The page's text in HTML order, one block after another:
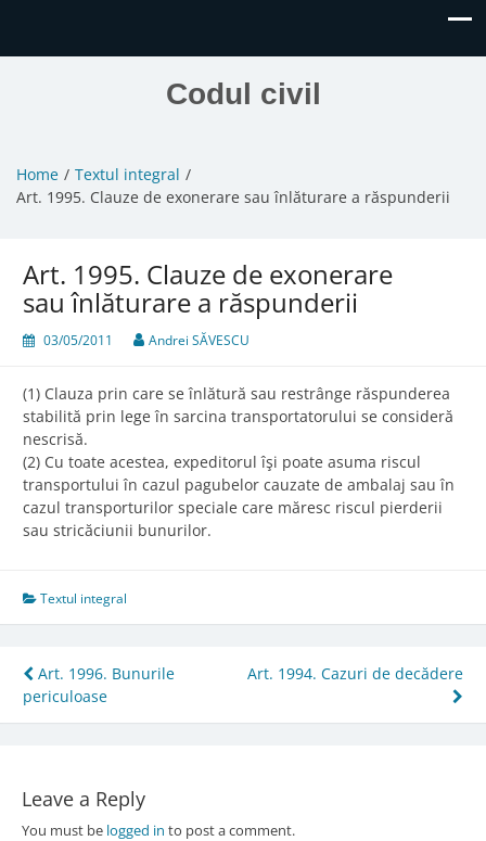
Codul civil
Home
Textul integral
Art. 1995. Clauze de exonerare sau înlăturare a răspunderii
Art. 1995. Clauze de exonerare
sau înlăturare a răspunderii
03/05/2011 Andrei SĂVESCU
(1) Clauza prin care se înlătură sau restrânge răspunderea
stabilită prin lege în sarcina transportatorului se consideră
nescrisă.
(2) Cu toate acestea, expeditorul îşi poate asuma riscul
transportului în cazul pagubelor cauzate de ambalaj sau în
cazul transporturilor speciale care măresc riscul pierderii
sau stricăciunii bunurilor.
Textul integral
Post
navigation
Art. 1996. Bunurile
periculoase
Art. 1994. Cazuri de decădere
Leave a Reply
You must be logged in to post a comment.